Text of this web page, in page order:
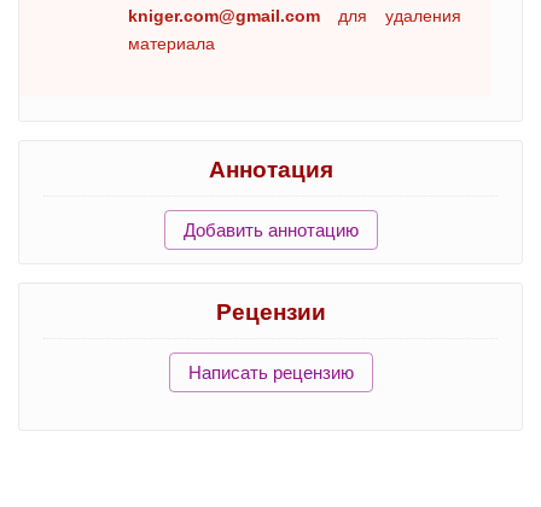
kniger.com@gmail.com для удаления
материала
Аннотация
Добавить аннотацию
Рецензии
Написать рецензию